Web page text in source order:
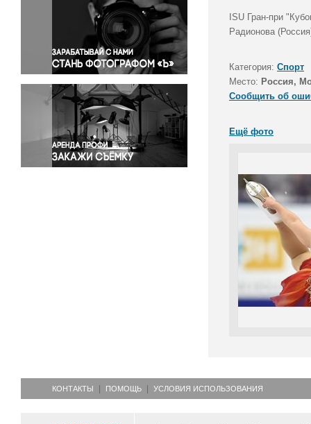
Политика
Правосудие
Происшествия и конфликты
Религия
Светская жизнь
Спорт
Экология
Экономика и бизнес
ISU Гран-при
Радионова
Категория: Спорт
Место: Россия,
Сообщить об
Ещё фото
КОНТАКТЫ ПОМОЩЬ УСЛОВИЯ ИСПОЛЬЗОВАНИЯ